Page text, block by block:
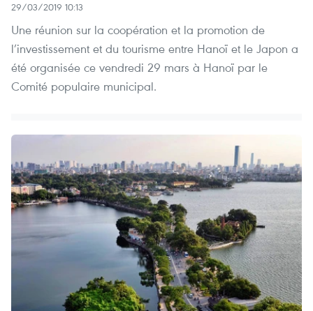
29/03/2019 10:13
Une réunion sur la coopération et la promotion de
l’investissement et du tourisme entre Hanoï et le Japon a
été organisée ce vendredi 29 mars à Hanoï par le
Comité populaire municipal.